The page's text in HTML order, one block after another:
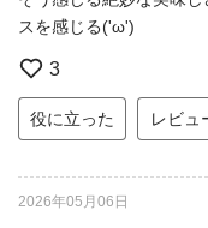
スを感じる('ω')
3
役に立った レビュ
2026年05月06日